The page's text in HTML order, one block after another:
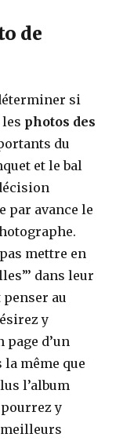
de
si
photos des
du
et le bal
par avance le
mettre en
dans leur
au
y
d’un
la même que
l’album
y